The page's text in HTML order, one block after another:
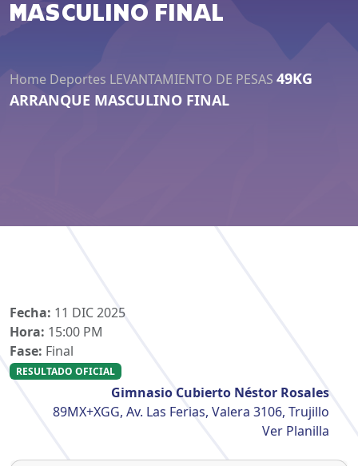
MASCULINO FINAL
Home Deportes LEVANTAMIENTO DE PESAS 49KG
ARRANQUE MASCULINO FINAL
Fecha: 11 DIC 2025
Hora: 15:00 PM
Fase: Final
RESULTADO OFICIAL
Gimnasio Cubierto Néstor Rosales
89MX+XGG, Av. Las Ferias, Valera 3106, Trujillo
Ver Planilla